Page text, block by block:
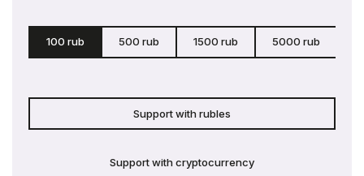
100 rub 500 rub 1500 rub 5000 rub
Support with rubles
Support with cryptocurrency